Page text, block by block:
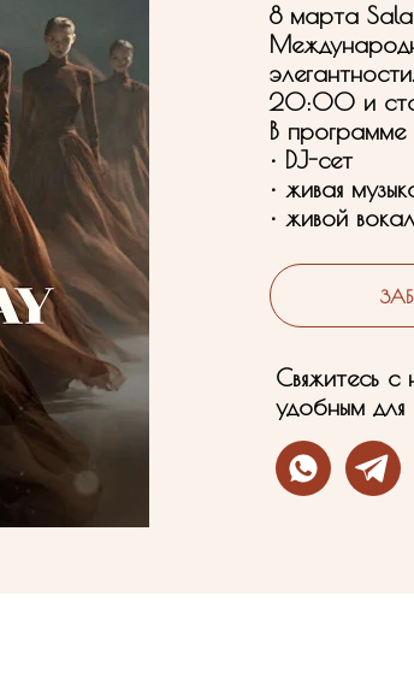
8 марта
20:00 и
В программе
• DJ-сет
• живая
• живой вокал
Свяжитесь
удобным